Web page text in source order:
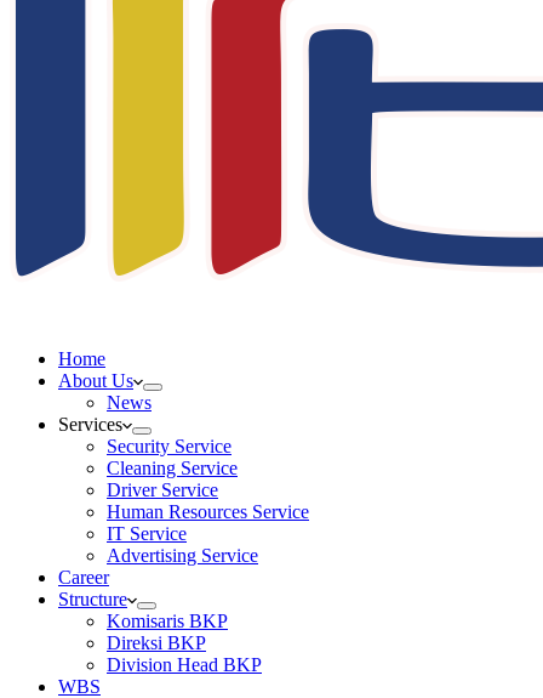
Home
About Us
News
Services
Security Service
Cleaning Service
Driver Service
Human Resources Service
IT Service
Advertising Service
Career
Structure
Komisaris BKP
Direksi BKP
Division Head BKP
WBS